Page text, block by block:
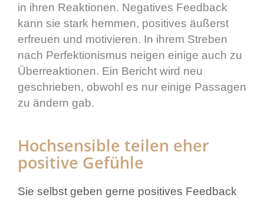
in ihren Reaktionen. Negatives Feedback
kann sie stark hemmen, positives äußerst
erfreuen und motivieren. In ihrem Streben
nach Perfektionismus neigen einige auch zu
Überreaktionen. Ein Bericht wird neu
geschrieben, obwohl es nur einige Passagen
zu ändern gab.
Hochsensible teilen eher
positive Gefühle
Sie selbst geben gerne positives Feedback